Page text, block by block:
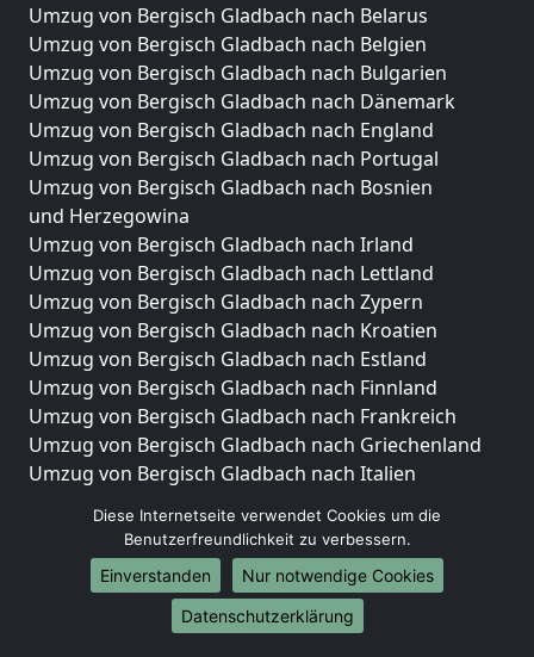
Umzug von Bergisch Gladbach nach Belarus
Umzug von Bergisch Gladbach nach Belgien
Umzug von Bergisch Gladbach nach Bulgarien
Umzug von Bergisch Gladbach nach Dänemark
Umzug von Bergisch Gladbach nach England
Umzug von Bergisch Gladbach nach Portugal
Umzug von Bergisch Gladbach nach Bosnien
und Herzegowina
Umzug von Bergisch Gladbach nach Irland
Umzug von Bergisch Gladbach nach Lettland
Umzug von Bergisch Gladbach nach Zypern
Umzug von Bergisch Gladbach nach Kroatien
Umzug von Bergisch Gladbach nach Estland
Umzug von Bergisch Gladbach nach Finnland
Umzug von Bergisch Gladbach nach Frankreich
Umzug von Bergisch Gladbach nach Griechenland
Umzug von Bergisch Gladbach nach Italien
Umzug von Bergisch Gladbach nach Luxemburg
Umzug von Bergisch Gladbach nach Niederlande
Umzug von Bergisch Gladbach nach Norwegen
Umzüge-Deutschlandweit
Diese Internetseite verwendet Cookies um die
Benutzerfreundlichkeit zu verbessern.
Einverstanden
Nur notwendige Cookies
Datenschutzerklärung